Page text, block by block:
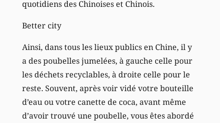
quotidiens des Chinoises et Chinois.
Better city
Ainsi, dans tous les lieux publics en Chine, il y
a des poubelles jumelées, à gauche celle pour
les déchets recyclables, à droite celle pour le
reste. Souvent, après voir vidé votre bouteille
d’eau ou votre canette de coca, avant même
d’avoir trouvé une poubelle, vous êtes abordé